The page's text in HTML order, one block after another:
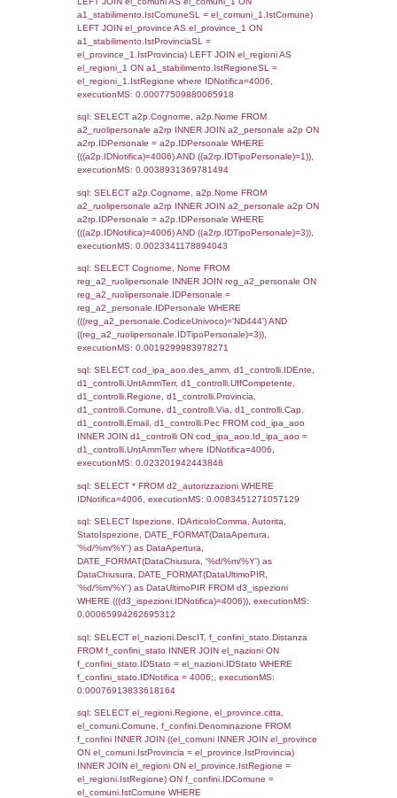
sql: SELECT COUNT(*) FROM `userlevels`
`userlevelid` = -2, executionMS:
sql: SELECT `userlevelid`, `userlevelname`
`userlevels`, executionMS:
sql: SELECT COUNT(*) FROM
WHERE `userlevelid` = -2, executionMS:
0.00020790100097656
sql: SELECT `tablename`, `userlevelid`,
`userlevelpermissions` WHERE `userlevelid`
executionMS: 0.0010130405426025
sql: SELECT a1.RagioneSociale,
localita, el_prov.citta AS provincia,
DATE(n.DataInvioNotifica) as
n.FileNotificaZip, n.DataFileNotificaZip
LEFT JOIN infostabilimento i ON
n.CodiceUnivoco LEFT JOIN
a1.CodiceUnivoco = n.CodiceUnivoco LEFT
el_comuni AS el_com ON a1.ComuneStab =
el_com.IstComune LEFT JOIN el_province
a1.ProvinciaStab = el_prov.IstProvincia
sql: SELECT a1_stabilimento.*,
ComuneST, el_province.citta as
el_regioni.Regione as RegioneST,
as ComuneSL, el_province_1.citta as
(((((a1_stabilimento LEFT JOIN el_comuni
a1_stabilimento.ComuneStab =
LEFT JOIN el_province ON
= el_province.IstProvincia) LEFT JOIN
a1_stabilimento.RegioneStab =
LEFT JOIN el_comuni AS el_comuni_1 ON
a1_stabilimento.IstComuneSL =
LEFT JOIN el_province AS el_province_1